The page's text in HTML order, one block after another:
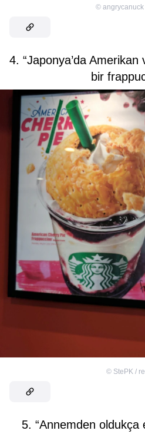
©
4. “Japonya’da Amerikan
bir
© StePK /
5. “Annemden oldukça